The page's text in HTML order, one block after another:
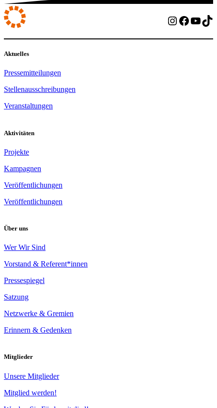
Instagram
Aktuelles
Pressemitteilungen
Stellenausschreibungen
Veranstaltungen
Aktivitäten
Projekte
Kampagnen
Veröffentlichungen
Veröffentlichungen
Über uns
Wer Wir Sind
Vorstand & Referent*innen
Pressespiegel
Satzung
Netzwerke & Gremien
Erinnern & Gedenken
Mitglieder
Unsere Mitglieder
Mitglied werden!